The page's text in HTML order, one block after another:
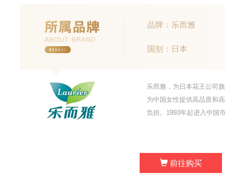
品牌：乐而雅
国别：日本
乐而雅，为日本花王公司
为中国女性提供高品质和
负担。1993年起进入中国
前往购买